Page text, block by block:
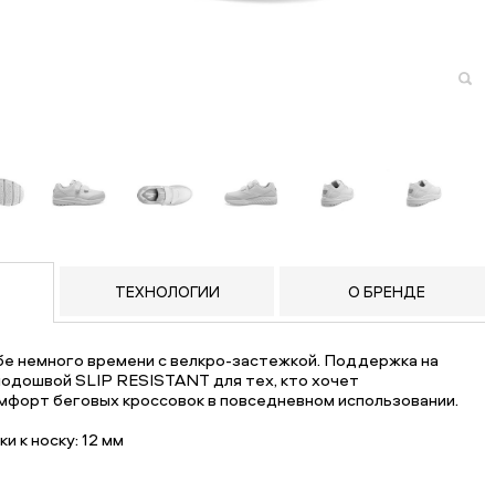
ТЕХНОЛОГИИ О БРЕНДЕ
немного времени с велкро-застежкой. Поддержка на
SLIP RESISTANT для тех, кто хочет
беговых кроссовок в повседневном использовании.
к носку: 12 мм